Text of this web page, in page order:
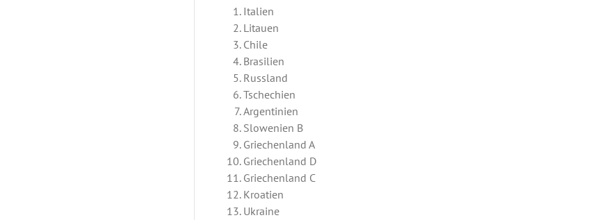
Italien
Litauen
Chile
Brasilien
Russland
Tschechien
Argentinien
Slowenien B
Griechenland A
Griechenland D
Griechenland C
Kroatien
Ukraine